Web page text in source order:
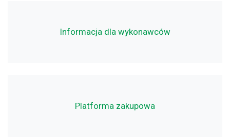
Informacja dla wykonawców
Platforma zakupowa